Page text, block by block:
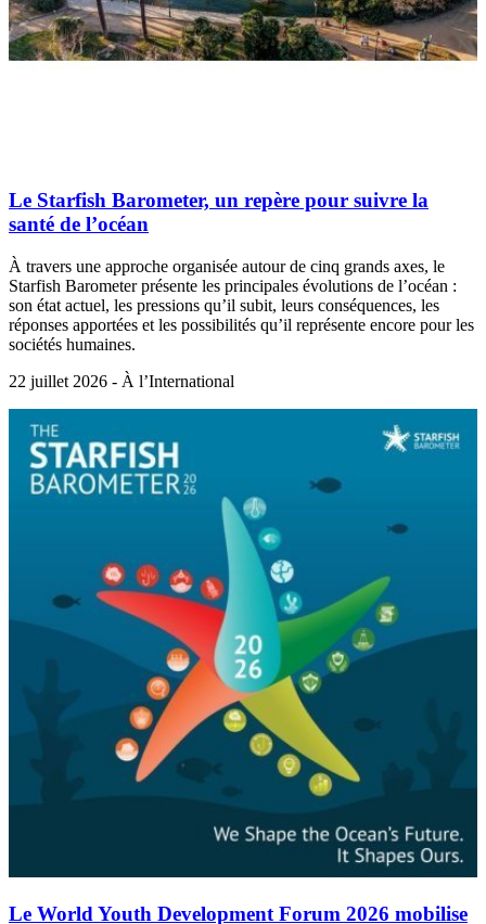
Le Starfish Barometer, un repère pour suivre la
santé de l’océan
À travers une approche organisée autour de cinq grands axes, le
Starfish Barometer présente les principales évolutions de l’océan :
son état actuel, les pressions qu’il subit, leurs conséquences, les
réponses apportées et les possibilités qu’il représente encore pour les
sociétés humaines.
22 juillet 2026 - À l’International
Le World Youth Development Forum 2026 mobilise